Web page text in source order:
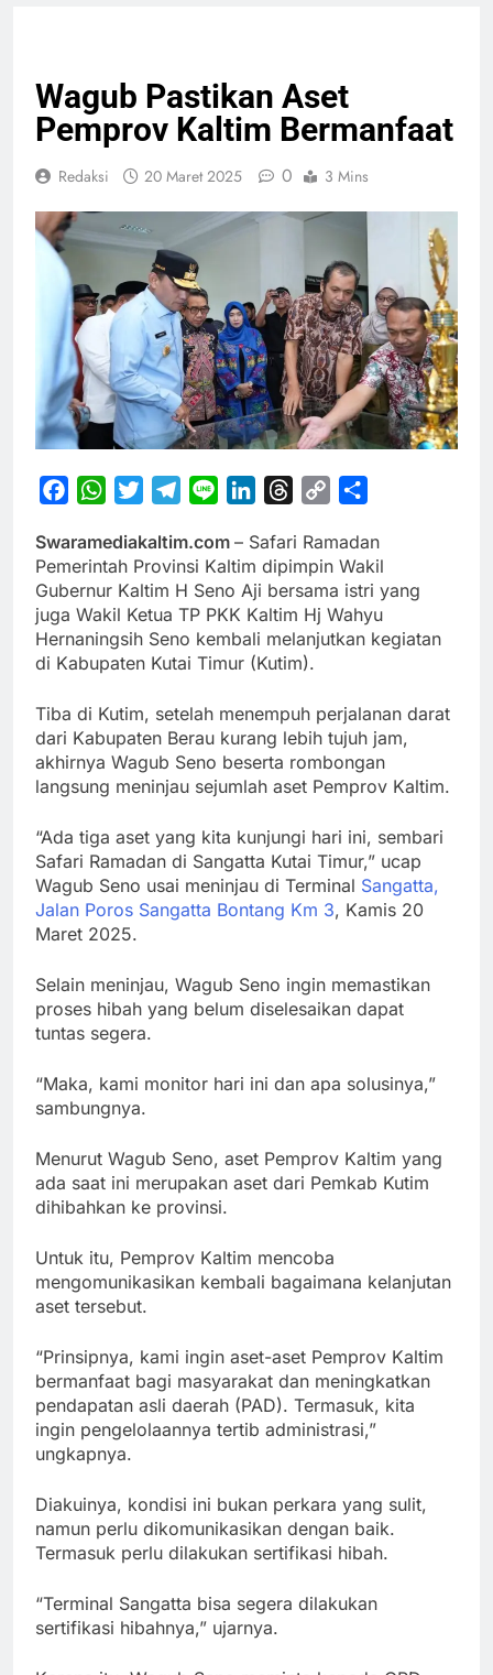
Wagub Pastikan Aset
Pemprov Kaltim Bermanfaat
Redaksi 20 Maret 2025 0 3 Mins
FacebookWhatsApp
TwitterTelegram
Line LinkedInThreads
Copy
Swaramediakaltim.com – Safari Ramadan
Pemerintah Provinsi Kaltim dipimpin Wakil
Gubernur Kaltim H Seno Aji bersama istri yang
juga Wakil Ketua TP PKK Kaltim Hj Wahyu
Hernaningsih Seno kembali melanjutkan kegiatan
di Kabupaten Kutai Timur (Kutim).
Tiba di Kutim, setelah menempuh perjalanan darat
dari Kabupaten Berau kurang lebih tujuh jam,
akhirnya Wagub Seno beserta rombongan
langsung meninjau sejumlah aset Pemprov Kaltim.
“Ada tiga aset yang kita kunjungi hari ini, sembari
Safari Ramadan di Sangatta Kutai Timur,” ucap
Wagub Seno usai meninjau di Terminal Sangatta,
Jalan Poros Sangatta Bontang Km 3, Kamis 20
Maret 2025.
Selain meninjau, Wagub Seno ingin memastikan
proses hibah yang belum diselesaikan dapat
tuntas segera.
“Maka, kami monitor hari ini dan apa solusinya,”
sambungnya.
Menurut Wagub Seno, aset Pemprov Kaltim yang
ada saat ini merupakan aset dari Pemkab Kutim
dihibahkan ke provinsi.
Untuk itu, Pemprov Kaltim mencoba
mengomunikasikan kembali bagaimana kelanjutan
aset tersebut.
“Prinsipnya, kami ingin aset-aset Pemprov Kaltim
bermanfaat bagi masyarakat dan meningkatkan
pendapatan asli daerah (PAD). Termasuk, kita
ingin pengelolaannya tertib administrasi,”
ungkapnya.
Diakuinya, kondisi ini bukan perkara yang sulit,
namun perlu dikomunikasikan dengan baik.
Termasuk perlu dilakukan sertifikasi hibah.
“Terminal Sangatta bisa segera dilakukan
sertifikasi hibahnya,” ujarnya.